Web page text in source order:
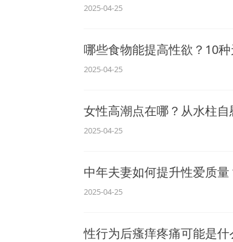
2025-04-25
哪些食物能提高性欲？10
2025-04-25
女性高潮点在哪？从水柱
2025-04-25
中年夫妻如何提升性爱质
2025-04-25
性行为后瘙痒疼痛可能是